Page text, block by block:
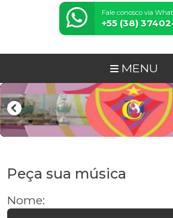
Fale conosco via
+55 (38)
MENU
Peça sua música
Nome: